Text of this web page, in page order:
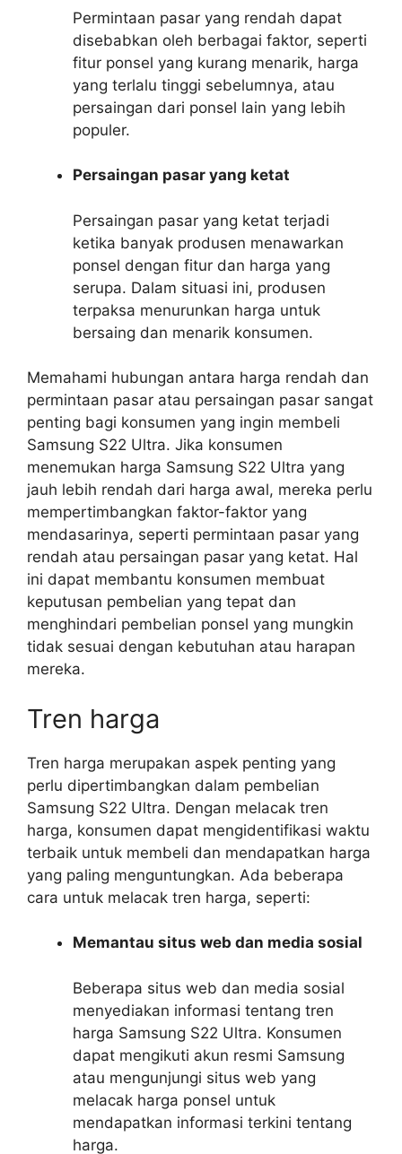
Permintaan pasar yang rendah dapat
disebabkan oleh berbagai faktor, seperti
fitur ponsel yang kurang menarik, harga
yang terlalu tinggi sebelumnya, atau
persaingan dari ponsel lain yang lebih
populer.
Persaingan pasar yang ketat
Persaingan pasar yang ketat terjadi
ketika banyak produsen menawarkan
ponsel dengan fitur dan harga yang
serupa. Dalam situasi ini, produsen
terpaksa menurunkan harga untuk
bersaing dan menarik konsumen.
Memahami hubungan antara harga rendah dan
permintaan pasar atau persaingan pasar sangat
penting bagi konsumen yang ingin membeli
Samsung S22 Ultra. Jika konsumen
menemukan harga Samsung S22 Ultra yang
jauh lebih rendah dari harga awal, mereka perlu
mempertimbangkan faktor-faktor yang
mendasarinya, seperti permintaan pasar yang
rendah atau persaingan pasar yang ketat. Hal
ini dapat membantu konsumen membuat
keputusan pembelian yang tepat dan
menghindari pembelian ponsel yang mungkin
tidak sesuai dengan kebutuhan atau harapan
mereka.
Tren harga
Tren harga merupakan aspek penting yang
perlu dipertimbangkan dalam pembelian
Samsung S22 Ultra. Dengan melacak tren
harga, konsumen dapat mengidentifikasi waktu
terbaik untuk membeli dan mendapatkan harga
yang paling menguntungkan. Ada beberapa
cara untuk melacak tren harga, seperti:
Memantau situs web dan media sosial
Beberapa situs web dan media sosial
menyediakan informasi tentang tren
harga Samsung S22 Ultra. Konsumen
dapat mengikuti akun resmi Samsung
atau mengunjungi situs web yang
melacak harga ponsel untuk
mendapatkan informasi terkini tentang
harga.